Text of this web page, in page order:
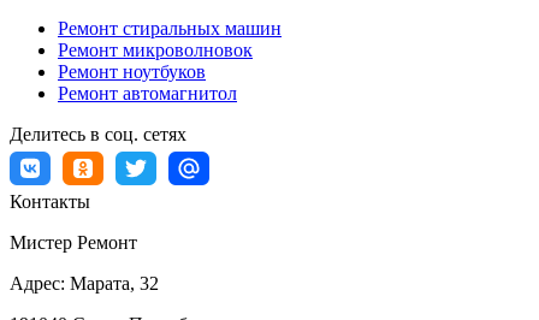
Ремонт стиральных машин
Ремонт микроволновок
Ремонт ноутбуков
Ремонт автомагнитол
Делитесь в соц. сетях
Контакты
Мистер Ремонт
Адрес: Марата, 32